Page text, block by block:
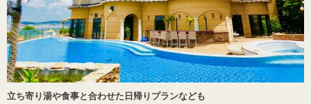
立ち寄り湯や食事と合わせた日帰りプランなども